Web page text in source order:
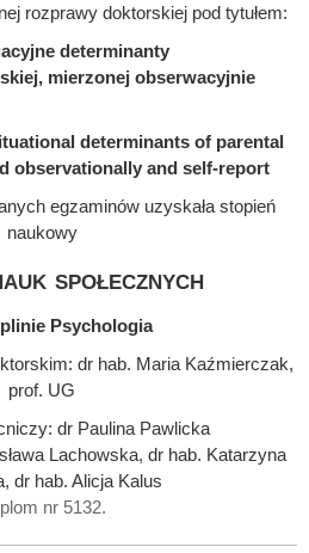
rozprawy doktorskiej pod tytułem:
determinanty
mierzonej obserwacyjnie
determinants of parental
observationally and self-report
egzaminów uzyskała stopień
naukowy
społecznych
Psychologia
dr hab. Maria Kaźmierczak,
prof. UG
dr Paulina Pawlicka
Lachowska, dr hab. Katarzyna
dr hab. Alicja Kalus
nr 5132.